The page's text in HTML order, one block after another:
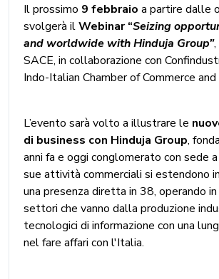
Il prossimo 9 febbraio a partire dalle
svolgerà ilWebinar “Seizing
and worldwide with Hinduja Group”
SACE, in collaborazione con
Indo-Italian Chamber of Commerce
L’evento sarà volto a illustrare le
di business con Hinduja Group,
anni fa e oggi conglomerato con sede
sue attività commerciali si estendono
una presenza diretta in 38, operando
settori che vanno dalla produzione
tecnologici di informazione con una
nel fare affari con l'Italia.